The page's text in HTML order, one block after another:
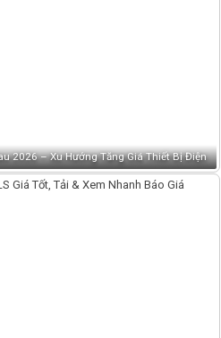
2026 – Xu Hướng Tăng Giá Thiết Bị Điện